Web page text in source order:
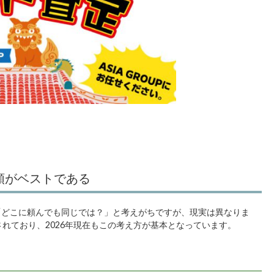
ベストである
こに頼んでも同じでは？」と考えがちですが、現実は異なりま
ており、2026年現在もこの考え方が基本となっています。